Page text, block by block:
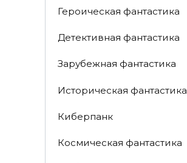
Героическая фантастика
Детективная фантастика
Зарубежная фантастика
Историческая фантастика
Киберпанк
Космическая фантастика